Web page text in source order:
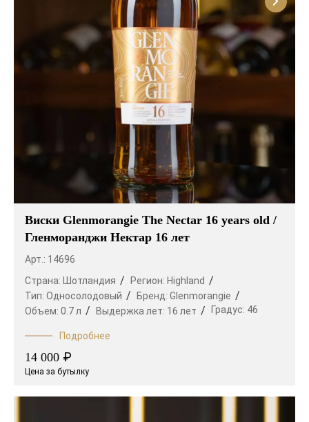
Виски Glenmorangie The Nectar 16 years old /
Гленморанджи Нектар 16 лет
Арт.: 14696
Страна: Шотландия Регион: Highland
Тип: Односолодовый Бренд: Glenmorangie
Объем: 0.7 л Выдержка лет: 16 лет Градус: 46
Подробнее
14 000 ₽
Цена за бутылку